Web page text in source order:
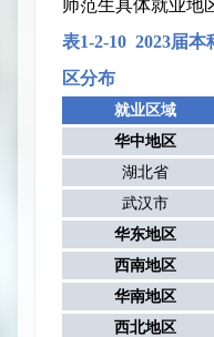
师范生具体就业地
表1-2-10 2023届本
区分布
就业区域
华中地区
湖北省
武汉市
华东地区
西南地区
华南地区
西北地区